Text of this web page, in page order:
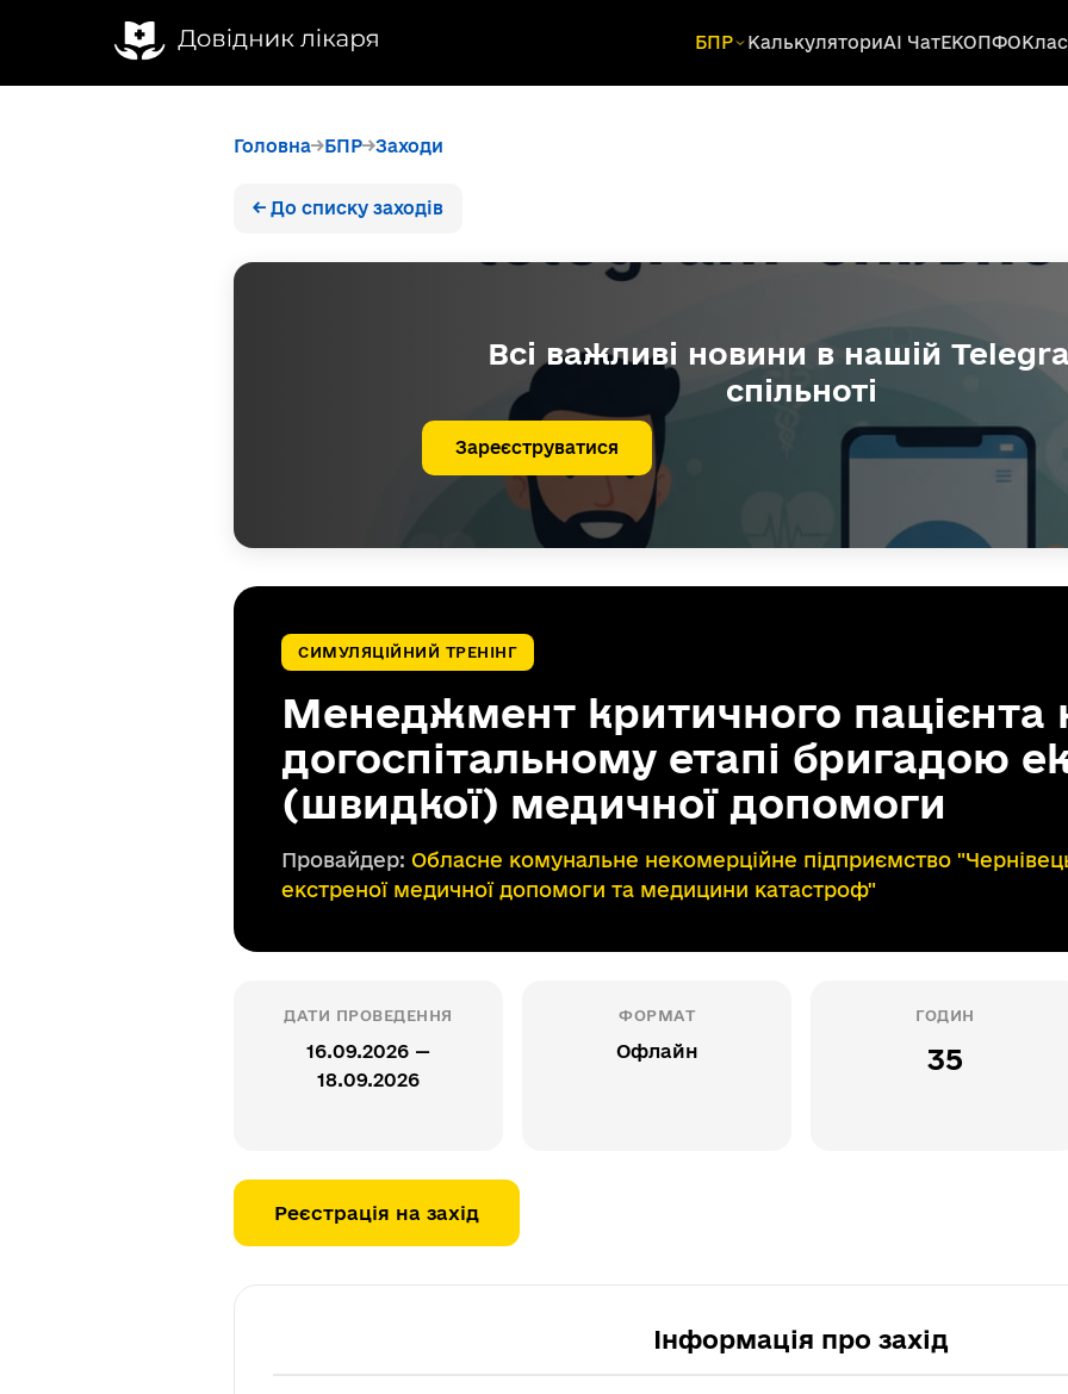
БПР КалькуляториAI ЧатЕКОПФО
Головна БПР Заходи
← До списку заходів
Всі важливі новини в нашій
спільноті
Зареєструватися
СИМУЛЯЦІЙНИЙ ТРЕНІНГ
Менеджмент критичного пацієнта
догоспітальному етапі бригадою
(швидкої) медичної допомоги
Провайдер: Обласне комунальне некомерційне підприємство
екстреної медичної допомоги та медицини катастроф"
ДАТИ ПРОВЕДЕННЯ
16.09.2026 —
18.09.2026
ФОРМАТ
Офлайн
ГОДИН
35
Реєстрація на захід
Інформація про захід